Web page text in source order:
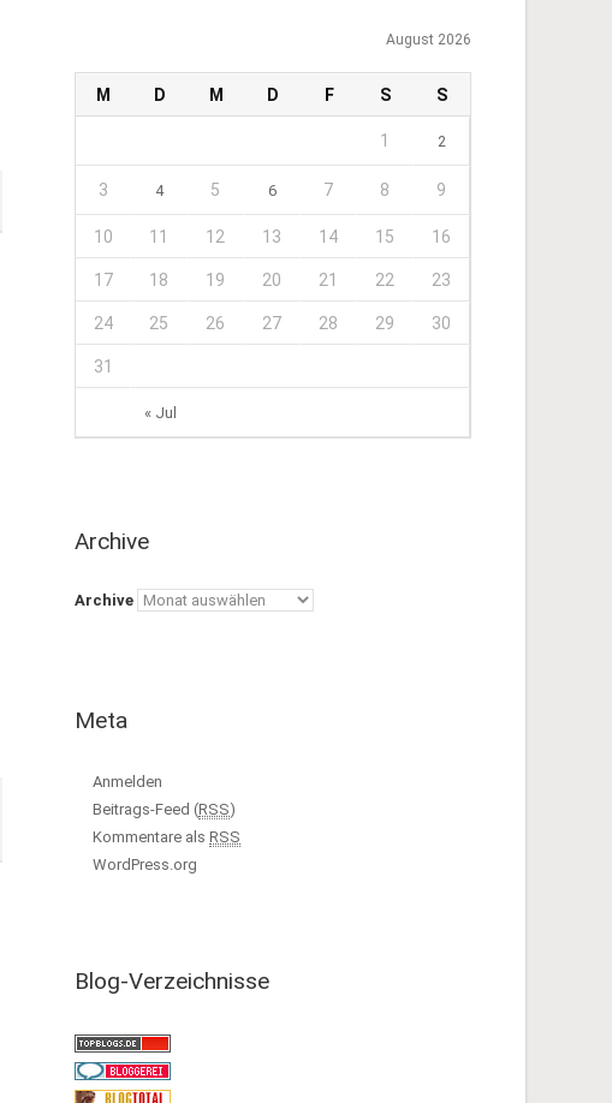
August 2026
M D M D F S S
« Jul
1 2
3 4 5 6 7 8 9
10 11 12 13 14 15 16
17 18 19 20 21 22 23
24 25 26 27 28 29 30
31
Archive
Archive
Meta
Anmelden
Beitrags-Feed (RSS)
Kommentare als RSS
WordPress.org
Blog-Verzeichnisse